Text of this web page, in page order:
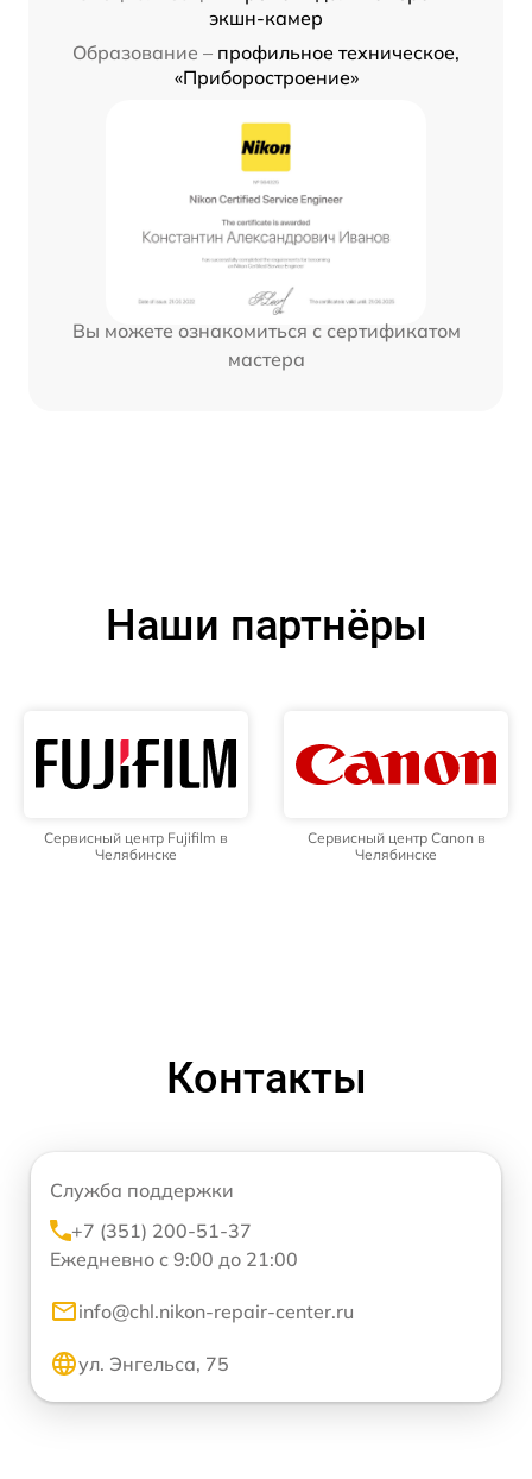
экшн-камер
Образование – профильное техническое,
«Приборостроение»
Вы можете ознакомиться с сертификатом
мастера
Наши партнёры
Сервисный центр Fujifilm в
Челябинске
Сервисный центр Canon в
Челябинске
Контакты
Служба поддержки
+7 (351) 200-51-37
Ежедневно с 9:00 до 21:00
info@chl.nikon-repair-center.ru
ул. Энгельса, 75